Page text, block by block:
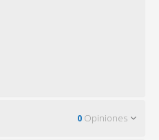
0 Opiniones